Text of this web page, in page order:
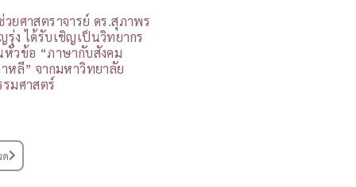
วยศาสตราจารย์ ดร.สุภาพร
รุ่ง ได้รับเชิญเป็นวิทยากร
หัวข้อ “ภาษากับสังคม
าหลี” จากมหาวิทยาลัย
รมศาสตร์